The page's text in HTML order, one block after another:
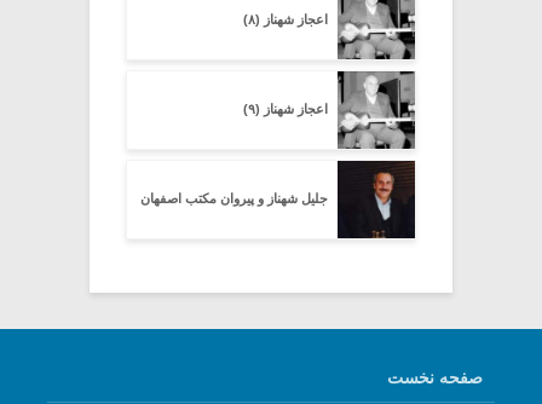
اعجاز شهناز (۸)
اعجاز شهناز (۹)
جلیل شهناز و پیروان مکتب اصفهان
صفحه نخست